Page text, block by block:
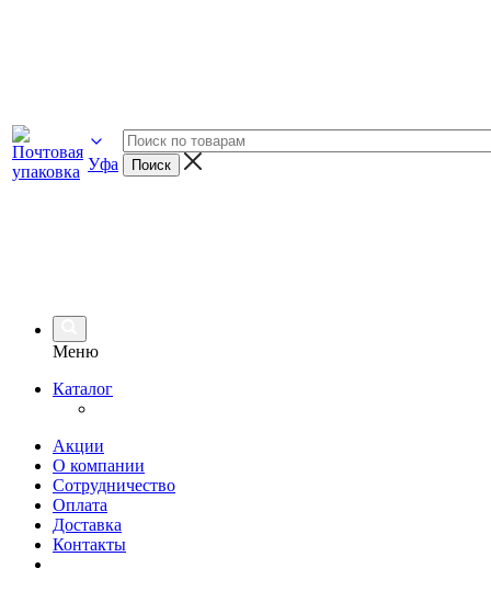
Уфа
Меню
Каталог
Акции
О компании
Сотрудничество
Оплата
Доставка
Контакты